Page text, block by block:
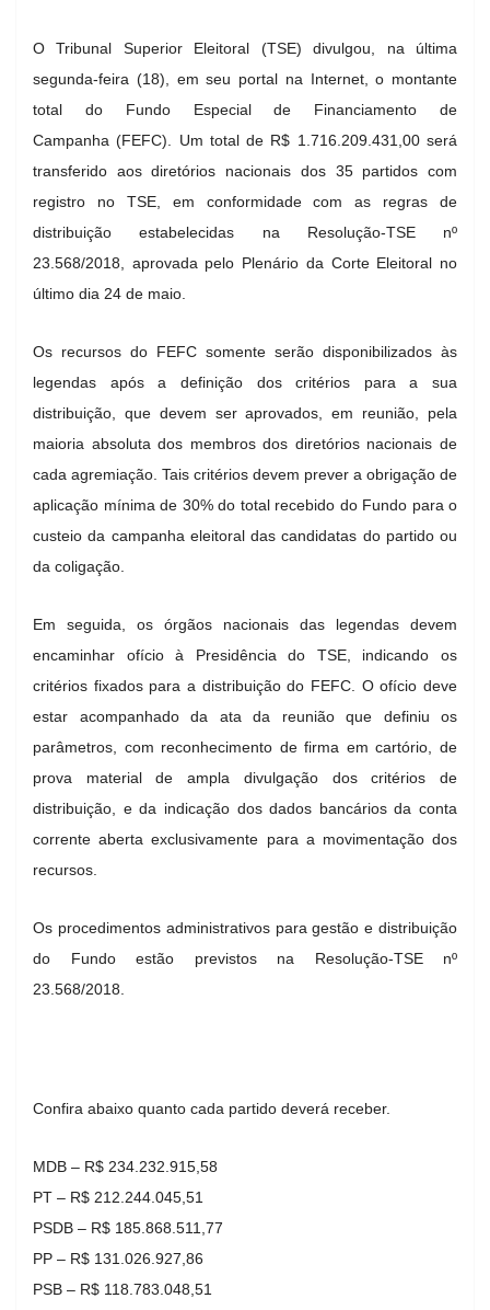
O Tribunal Superior Eleitoral (TSE) divulgou, na última
segunda-feira (18), em seu portal na Internet, o montante
total do Fundo Especial de Financiamento de
Campanha (FEFC). Um total de R$ 1.716.209.431,00 será
transferido aos diretórios nacionais dos 35 partidos com
registro no TSE, em conformidade com as regras de
distribuição estabelecidas na Resolução-TSE nº
23.568/2018, aprovada pelo Plenário da Corte Eleitoral no
último dia 24 de maio.
Os recursos do FEFC somente serão disponibilizados às
legendas após a definição dos critérios para a sua
distribuição, que devem ser aprovados, em reunião, pela
maioria absoluta dos membros dos diretórios nacionais de
cada agremiação. Tais critérios devem prever a obrigação de
aplicação mínima de 30% do total recebido do Fundo para o
custeio da campanha eleitoral das candidatas do partido ou
da coligação.
Em seguida, os órgãos nacionais das legendas devem
encaminhar ofício à Presidência do TSE, indicando os
critérios fixados para a distribuição do FEFC. O ofício deve
estar acompanhado da ata da reunião que definiu os
parâmetros, com reconhecimento de firma em cartório, de
prova material de ampla divulgação dos critérios de
distribuição, e da indicação dos dados bancários da conta
corrente aberta exclusivamente para a movimentação dos
recursos.
Os procedimentos administrativos para gestão e distribuição
do Fundo estão previstos na Resolução-TSE nº
23.568/2018.
Confira abaixo quanto cada partido deverá receber.
MDB – R$ 234.232.915,58
PT – R$ 212.244.045,51
PSDB – R$ 185.868.511,77
PP – R$ 131.026.927,86
PSB – R$ 118.783.048,51